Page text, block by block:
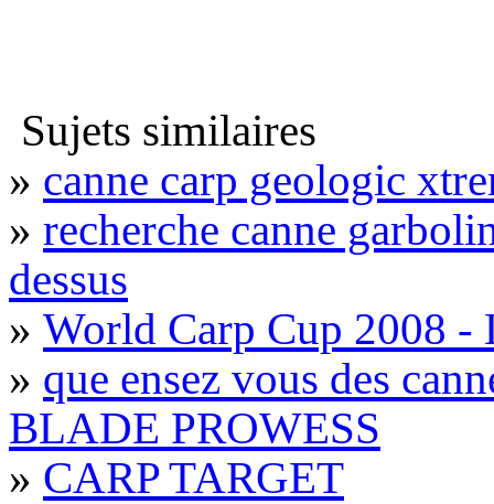
Sujets similaires
» canne carp geologic
» recherche canne
dessus
» World Carp Cup 2008 -
» que ensez vous des
BLADE PROWESS
» CARP TARGET